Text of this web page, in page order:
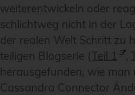
weiterentwickeln oder
schlichtweg nicht in der
der realen Welt Schritt zu
teiligen Blogserie (Teil 1 ,
herausgefunden, wie man
Cassandra Connector